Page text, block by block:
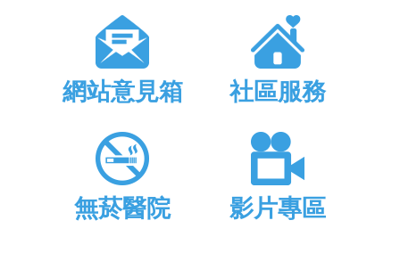
網站意見箱 社區服務
無菸醫院 影片專區